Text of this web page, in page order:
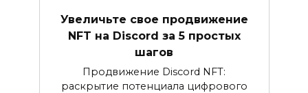
Увеличьте свое продвижение
NFT на Discord за 5 простых
шагов
Продвижение Discord NFT:
раскрытие потенциала цифрового